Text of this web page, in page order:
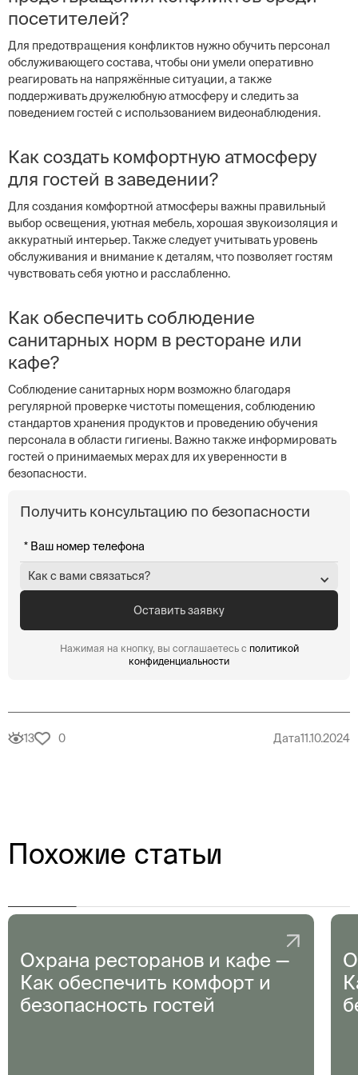
посетителей?
Для предотвращения конфликтов нужно обучить персонал
обслуживающего состава, чтобы они умели оперативно
реагировать на напряжённые ситуации, а также
поддерживать дружелюбную атмосферу и следить за
поведением гостей с использованием видеонаблюдения.
Как создать комфортную атмосферу
для гостей в заведении?
Для создания комфортной атмосферы важны правильный
выбор освещения, уютная мебель, хорошая звукоизоляция и
аккуратный интерьер. Также следует учитывать уровень
обслуживания и внимание к деталям, что позволяет гостям
чувствовать себя уютно и расслабленно.
Как обеспечить соблюдение
санитарных норм в ресторане или
кафе?
Соблюдение санитарных норм возможно благодаря
регулярной проверке чистоты помещения, соблюдению
стандартов хранения продуктов и проведению обучения
персонала в области гигиены. Важно также информировать
гостей о принимаемых мерах для их уверенности в
безопасности.
Получить консультацию по безопасности
Как с вами связаться?
Нажимая на кнопку, вы соглашаетесь с политикой
конфиденциальности
13 0 Дата11.10.2024
Похожие статьи
Охрана ресторанов и кафе —
Как обеспечить комфорт и
безопасность гостей